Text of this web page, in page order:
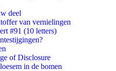
deel
van vernielingen
#91 (10 letters)
of Disclosure
in de bomen